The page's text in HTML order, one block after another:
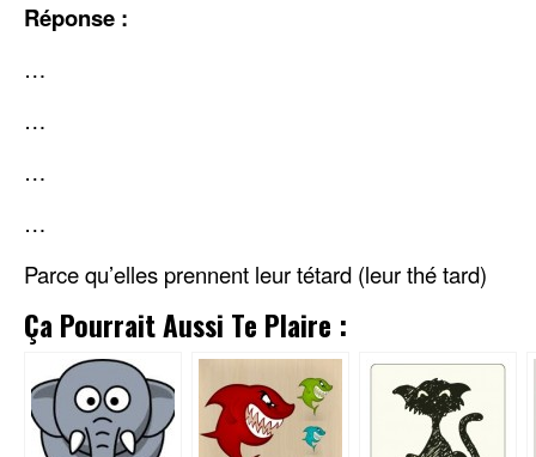
Réponse :
…
…
…
…
Parce qu’elles prennent leur tétard (leur thé tard)
Ça Pourrait Aussi Te Plaire :